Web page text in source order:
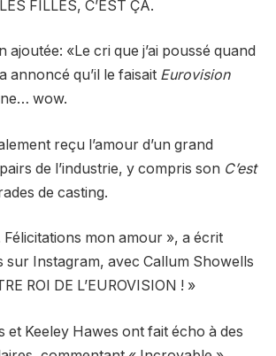
FILLES, C’EST ÇA.
ajoutée: «Le cri que j’ai poussé quand
annoncé qu’il le faisait Eurovision
wow.
reçu l’amour d’un grand
de l’industrie, y compris son C’est
de casting.
Félicitations mon amour », a écrit
sur Instagram, avec Callum Showells
ROI DE L’EUROVISION ! »
et Keeley Hawes ont fait écho à des